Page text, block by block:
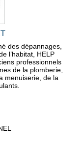
des dépannages,
l’habitat, HELP
professionnels
de la plomberie,
menuiserie, de la